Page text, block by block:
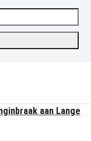
aan Lange